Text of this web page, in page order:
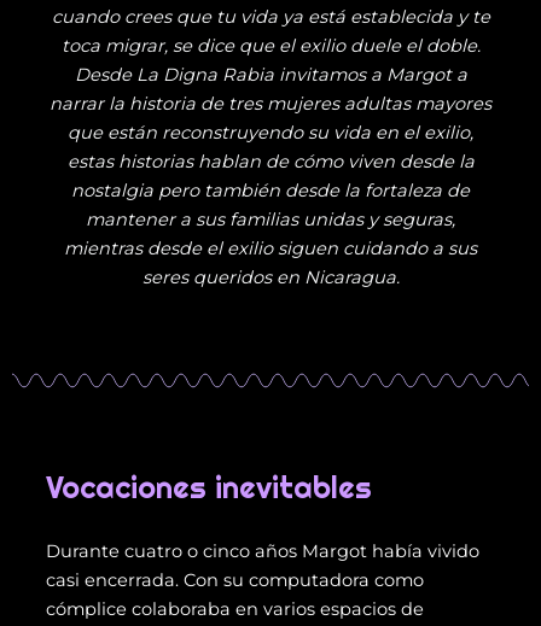
cuando crees que tu vida ya está establecida y te
toca migrar, se dice que el exilio duele el doble.
Desde La Digna Rabia invitamos a Margot a
narrar la historia de tres mujeres adultas mayores
que están reconstruyendo su vida en el exilio,
estas historias hablan de cómo viven desde la
nostalgia pero también desde la fortaleza de
mantener a sus familias unidas y seguras,
mientras desde el exilio siguen cuidando a sus
seres queridos en Nicaragua.
Vocaciones inevitables
Durante cuatro o cinco años Margot había vivido
casi encerrada. Con su computadora como
cómplice colaboraba en varios espacios de